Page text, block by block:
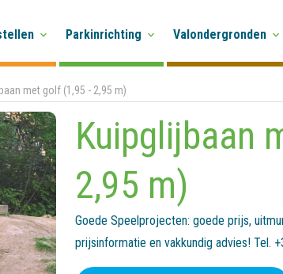
Parkinrichting Valondergronden
met golf (1,95 - 2,95 m)
Kuipglijbaan
2,95 m)
Goede Speelprojecten: goede prijs,
prijsinformatie en vakkundig advies! Tel.